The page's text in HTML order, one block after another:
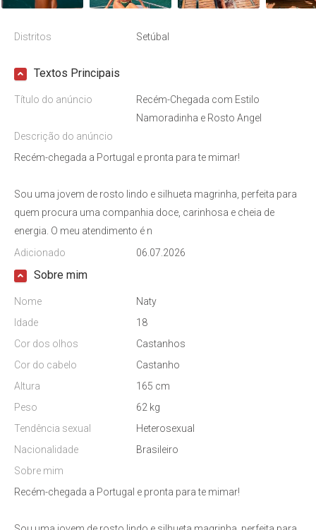
Distritos Setúbal
Textos Principais
Título do anúncio
Recém-Chegada com Estilo
Namoradinha e Rosto Angel
Descrição do anúncio
Recém-chegada a Portugal e pronta para te mimar!
Sou uma jovem de rosto lindo e silhueta magrinha, perfeita para
quem procura uma companhia doce, carinhosa e cheia de
energia. O meu atendimento é n
Adicionado
06.07.2026
Sobre mim
Nome
Naty
Idade
18
Cor dos olhos
Castanhos
Cor do cabelo
Castanho
Altura
165 cm
Peso
62 kg
Tendência sexual
Heterosexual
Nacionalidade
Brasileiro
Sobre mim
Recém-chegada a Portugal e pronta para te mimar!